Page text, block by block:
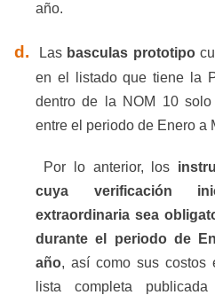
año.
d. Las basculas prototipo
en el listado que tiene la
dentro de la NOM 10
entre el periodo de Enero a
Por lo anterior, los ins
cuya verificación
extraordinaria sea
durante el periodo de
año, así como sus costos
lista completa